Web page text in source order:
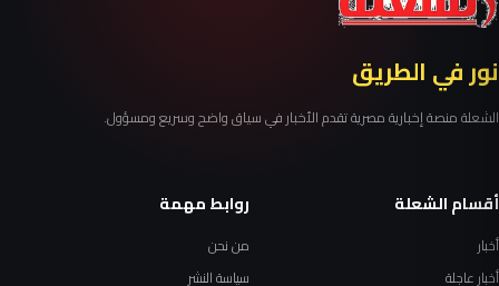
نور في الطريق
الشعلة منصة إخبارية مصرية تقدم الأخبار في سياق واضح وسريع ومسؤول.
أقسام الشعلة
أخبار
أخبار عاجلة
روابط مهمة
من نحن
سياسة النشر